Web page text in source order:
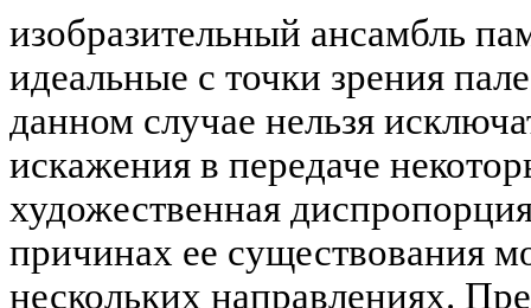
изобразительный ансамбль
идеальные с точки зрения
данном случае нельзя
искажения в передаче
художественная
причинах ее существования
нескольких направлениях.